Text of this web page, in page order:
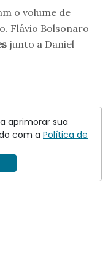
o volume de
Flávio Bolsonaro
junto a Daniel
aprimorar sua
com a Política de